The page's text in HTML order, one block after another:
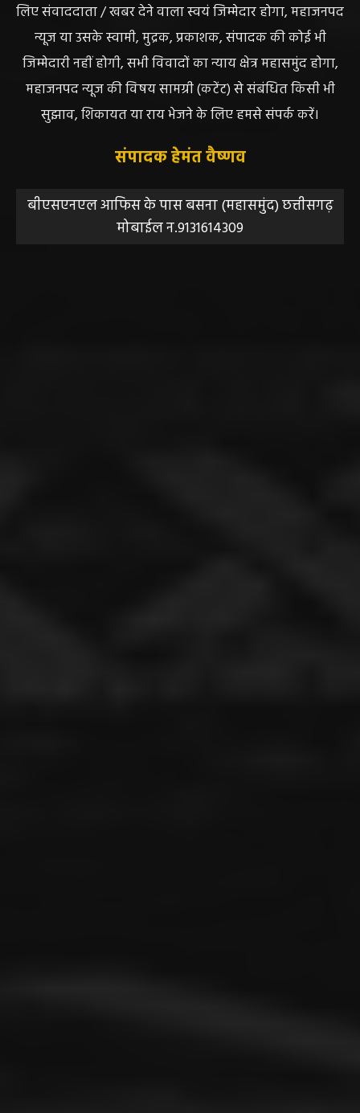
लिए संवाददाता / खबर देने वाला स्वयं जिम्मेदार होगा, महाजनपद
न्यूज या उसके स्वामी, मुद्रक, प्रकाशक, संपादक की कोई भी
जिम्मेदारी नहीं होगी, सभी विवादों का न्याय क्षेत्र महासमुंद होगा,
महाजनपद न्यूज की विषय सामग्री (कटेंट) से संबंधित किसी भी
सुझाव, शिकायत या राय भेजने के लिए हमसे संपर्क करें।
संपादक हेमंत वैष्णव
बीएसएनएल आफिस के पास बसना (महासमुंद) छत्तीसगढ़
मोबाईल न.9131614309